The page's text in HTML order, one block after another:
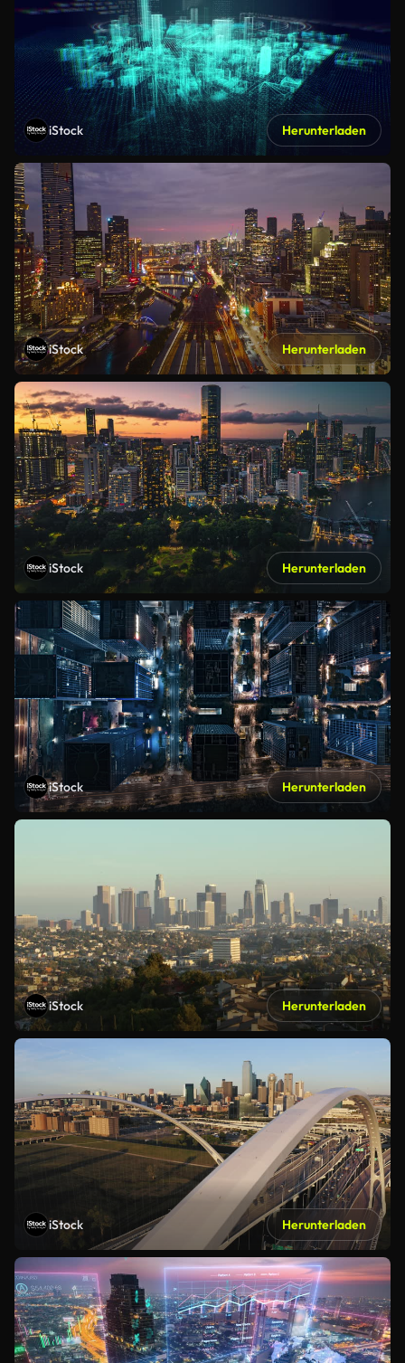
iStock Herunterladen
iStock Herunterladen
iStock Herunterladen
iStock Herunterladen
iStock Herunterladen
iStock Herunterladen